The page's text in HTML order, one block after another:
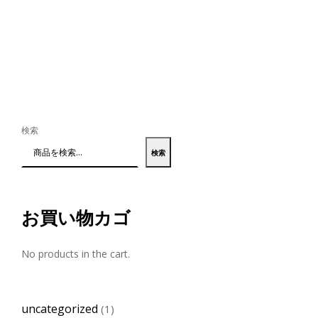
検索
検索
お買い物カゴ
No products in the cart.
uncategorized 1 1